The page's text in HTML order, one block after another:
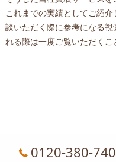
これまでの実績としてご紹
談いただく際に参考になる
れる際は一度ご覧いただくこ
0120-380-740